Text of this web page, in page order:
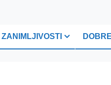
ZANIMLJIVOSTI